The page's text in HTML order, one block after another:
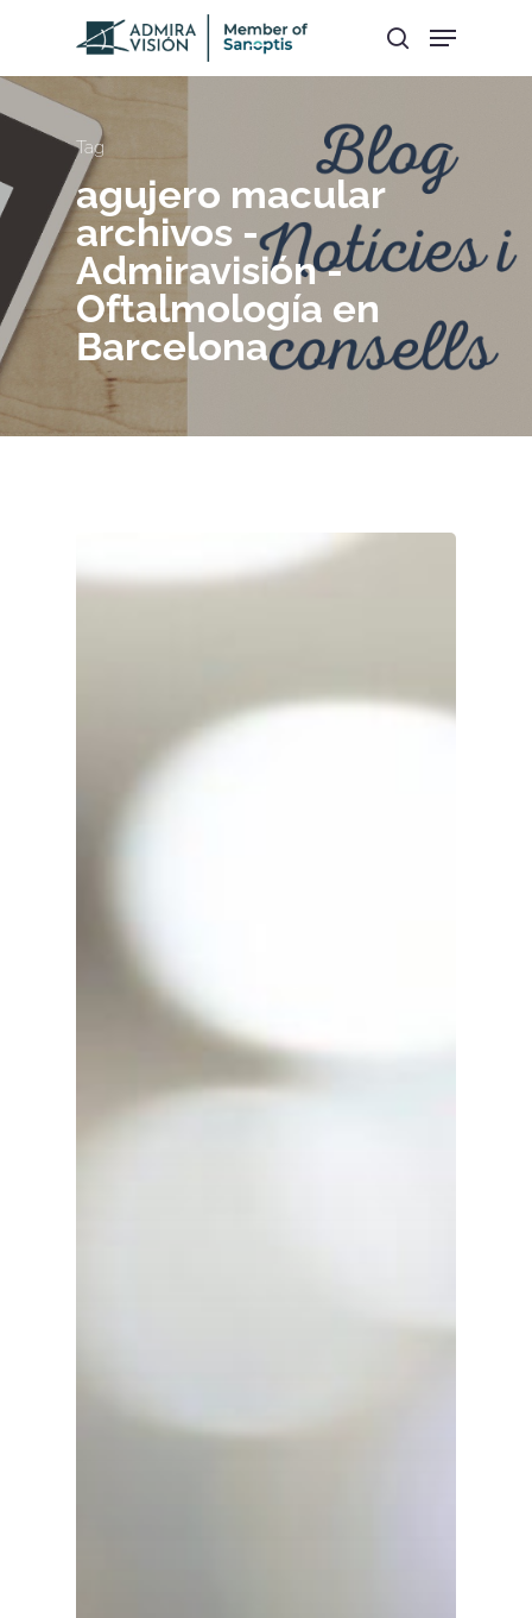
Hit enter to search or ESC to close
Tag
agujero macular
archivos -
Admiravisión -
Oftalmología en
Barcelona